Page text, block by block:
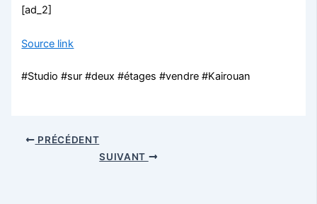
[ad_2]
Source link
#Studio #sur #deux #étages #vendre #Kairouan
PRÉCÉDENT
SUIVANT